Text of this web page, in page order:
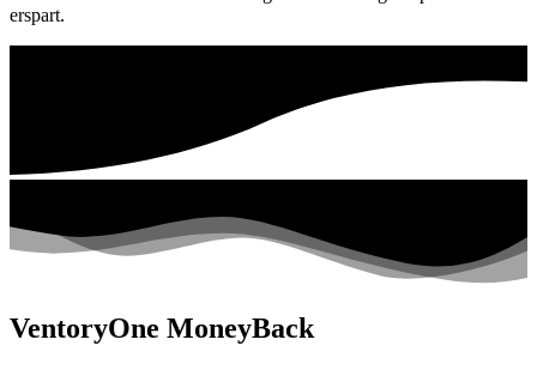
erspart.
VentoryOne MoneyBack